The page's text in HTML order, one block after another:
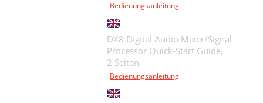
Bedienungsanleitung
DX8 Digital Audio Mixer/Signal
Processor Quick-Start Guide,
2 Seiten
Bedienungsanleitung